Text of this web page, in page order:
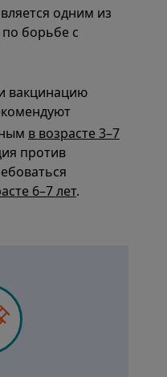
одним из
борьбе с
вакцинацию
в возрасте 3–7
против
6–7 лет.